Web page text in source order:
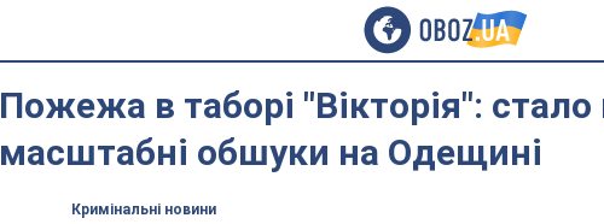
Пожежа в таборі "Вікторія":
масштабні обшуки на Одещині
Кримінальні новини